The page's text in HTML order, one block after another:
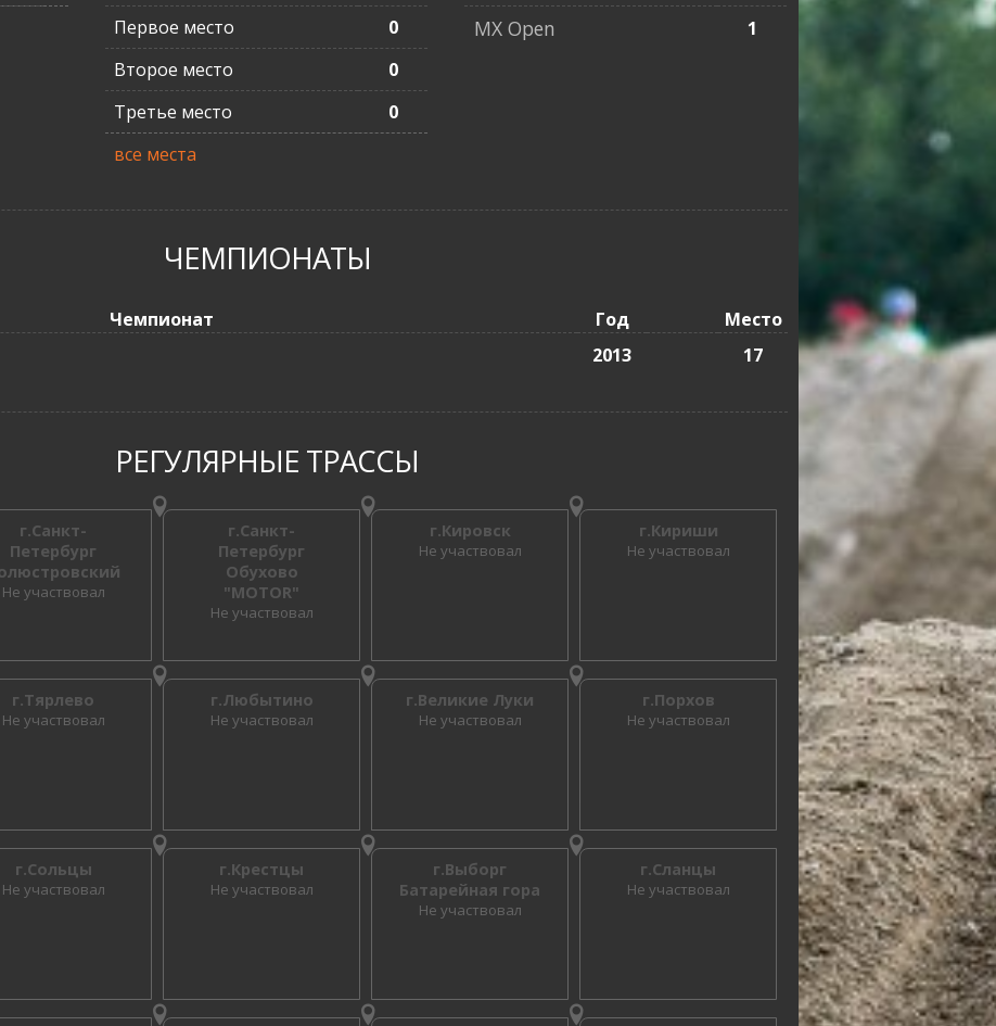
Первое место
0
Второе место
0
Третье место
0
все места
MX Open 1
ЧЕМПИОНАТЫ
Чемпионат Год Место
2013 17
РЕГУЛЯРНЫЕ ТРАССЫ
г.Санкт-
Петербург
Не участвовал
г.Санкт-
Петербург
Обухово
"MOTOR"
Не участвовал
г.Кировск
Не участвовал
г.Кириши
Не участвовал
г.Тярлево
Не участвовал
г.Любытино
Не участвовал
г.Великие Луки
Не участвовал
г.Порхов
Не участвовал
г.Сольцы
Не участвовал
г.Крестцы
Не участвовал
г.Выборг
Батарейная гора
Не участвовал
г.Сланцы
Не участвовал